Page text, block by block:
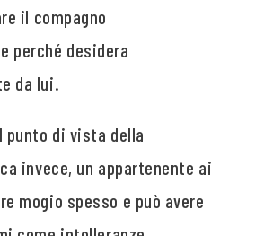
il compagno
perché desidera
da lui.
punto di vista della
invece, un appartenente ai
mogio spesso e può avere